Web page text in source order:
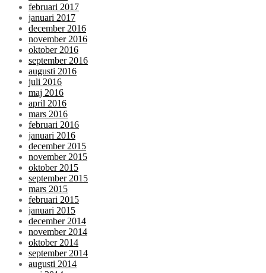
februari 2017
januari 2017
december 2016
november 2016
oktober 2016
september 2016
augusti 2016
juli 2016
maj 2016
april 2016
mars 2016
februari 2016
januari 2016
december 2015
november 2015
oktober 2015
september 2015
mars 2015
februari 2015
januari 2015
december 2014
november 2014
oktober 2014
september 2014
augusti 2014